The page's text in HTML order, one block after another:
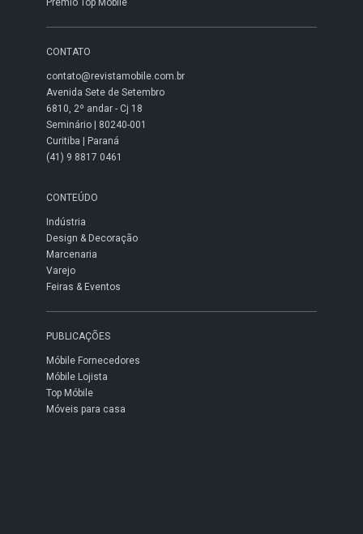
Prêmio Top Móbile
CONTATO
contato@revistamobile.com.br
Avenida Sete de Setembro
6810, 2º andar - Cj 18
Seminário | 80240-001
Curitiba | Paraná
(41) 9 8817 0461
CONTEÚDO
Indústria
Design & Decoração
Marcenaria
Varejo
Feiras & Eventos
PUBLICAÇÕES
Móbile Fornecedores
Móbile Lojista
Top Móbile
Móveis para casa